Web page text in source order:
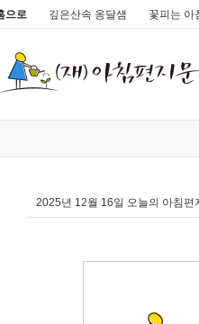
으로 깊은산속 옹달샘 꽃피는 아
2025년 12월 16일 오늘의 아침편